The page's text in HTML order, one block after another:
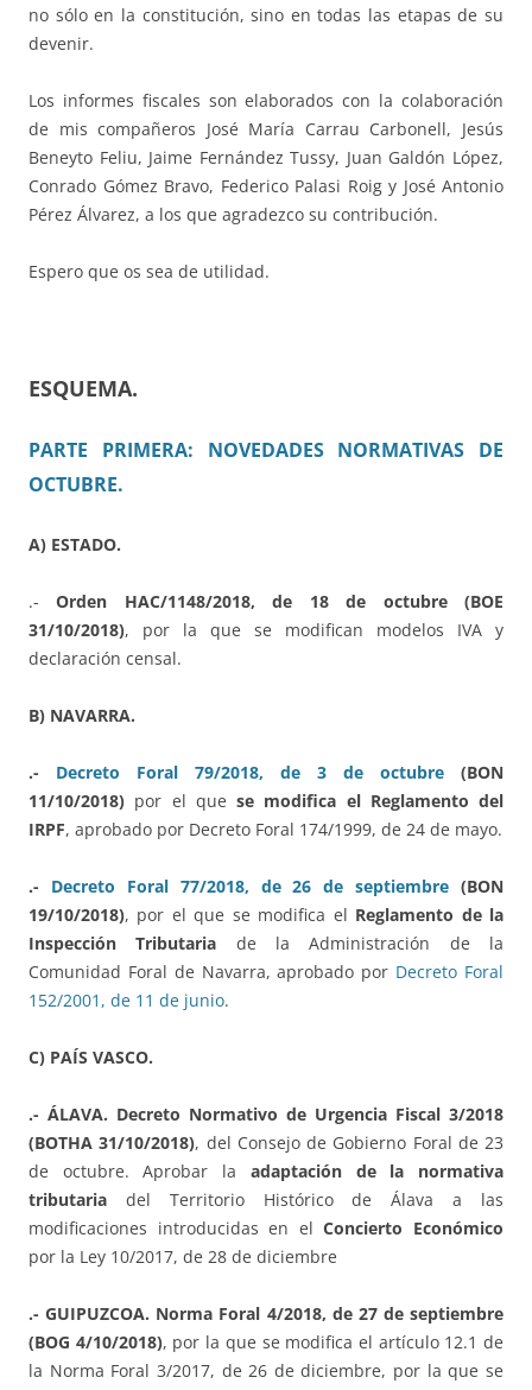
no sólo en la constitución, sino en todas las etapas de su
devenir.
Los informes fiscales son elaborados con la colaboración
de mis compañeros José María Carrau Carbonell, Jesús
Beneyto Feliu, Jaime Fernández Tussy, Juan Galdón López,
Conrado Gómez Bravo, Federico Palasi Roig y José Antonio
Pérez Álvarez, a los que agradezco su contribución.
Espero que os sea de utilidad.
ESQUEMA.
PARTE PRIMERA: NOVEDADES NORMATIVAS DE
OCTUBRE.
A) ESTADO.
.-Orden HAC/1148/2018, de 18 de octubre (BOE
31/10/2018), por la que se modifican modelos IVA y
declaración censal.
B) NAVARRA.
.- Decreto Foral 79/2018, de 3 de octubre (BON
11/10/2018) por el que se modifica el Reglamento del
IRPF, aprobado por Decreto Foral 174/1999, de 24 de mayo.
.- Decreto Foral 77/2018, de 26 de septiembre (BON
19/10/2018), por el que se modifica el Reglamento de la
Inspección Tributaria de la Administración de la
Comunidad Foral de Navarra, aprobado por Decreto Foral
152/2001, de 11 de junio.
C) PAÍS VASCO.
.- ÁLAVA. Decreto Normativo de Urgencia Fiscal 3/2018
(BOTHA 31/10/2018), del Consejo de Gobierno Foral de 23
de octubre. Aprobar la adaptación de la normativa
tributaria del Territorio Histórico de Álava a las
modificaciones introducidas en elConcierto Económico
por la Ley 10/2017, de 28 de diciembre
.- GUIPUZCOA. Norma Foral 4/2018, de 27 de septiembre
(BOG 4/10/2018), por la que se modifica el artículo 12.1 de
la Norma Foral 3/2017, de 26 de diciembre, por la que se